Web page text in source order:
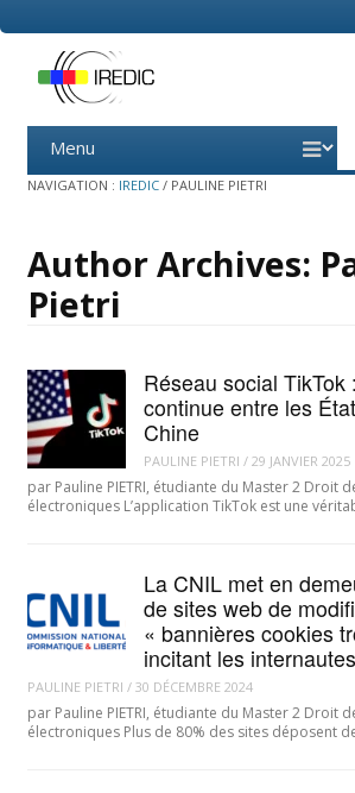
Menu
content
NAVIGATION : IREDIC / PAULINE PIETRI
Author Archives:
Pietri
Réseau social TikTok
continue entre les
Chine
PAULINE PIETRI / 29 JANVIER 2025
par Pauline PIETRI, étudiante du Master 2 Droit
électroniques L’application TikTok est une
La CNIL met en
de sites web de
« bannières cookies
incitant les
PAULINE PIETRI / 30 DÉCEMBRE 2024
par Pauline PIETRI, étudiante du Master 2 Droit
électroniques Plus de 80% des sites déposent